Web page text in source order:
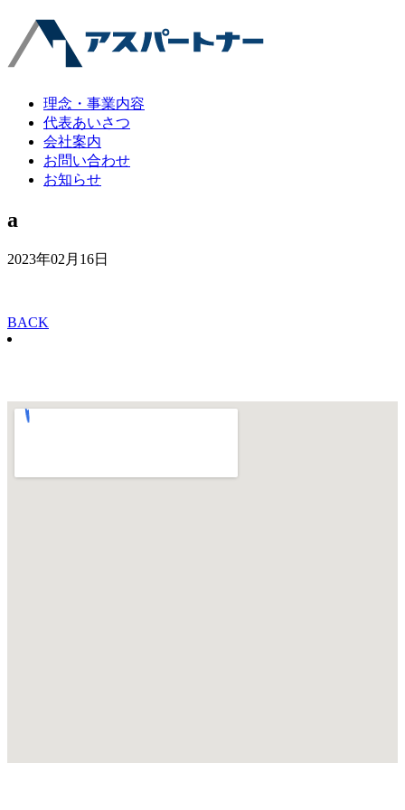
理念・事業内容
代表あいさつ
会社案内
お問い合わせ
お知らせ
a
2023年02月16日
BACK